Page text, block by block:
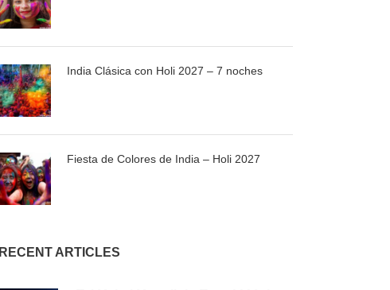
India Clásica con Holi 2027 – 7 noches
Fiesta de Colores de India – Holi 2027
RECENT ARTICLES